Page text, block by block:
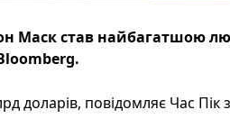
Маск став найбагатшою
доларів, повідомляє Час Пік з